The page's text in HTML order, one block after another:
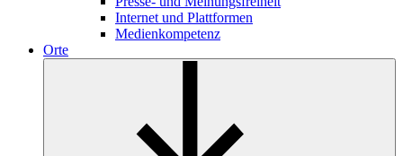
Internet und Plattformen
Medienkompetenz
Orte